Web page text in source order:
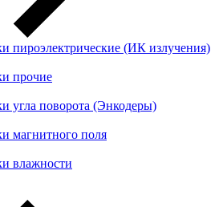
пироэлектрические (ИК излучения)
прочие
угла поворота (Энкодеры)
магнитного поля
влажности